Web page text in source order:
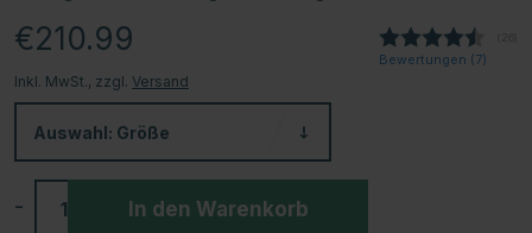
€210.99
Bewertungen (7)
Inkl. MwSt., zzgl. Versand
Auswahl: Größe
- In den Warenkorb